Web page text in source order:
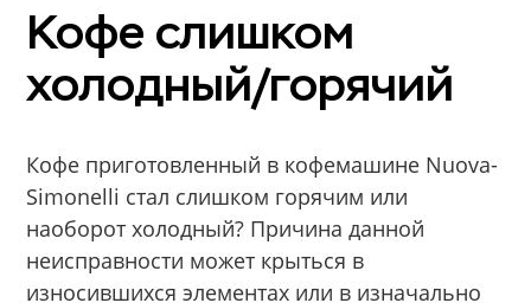
Кофе слишком
холодный/горячий
Кофе приготовленный в кофемашине Nuova-
Simonelli стал слишком горячим или
наоборот холодный? Причина данной
неисправности может крыться в
износившихся элементах или в изначально